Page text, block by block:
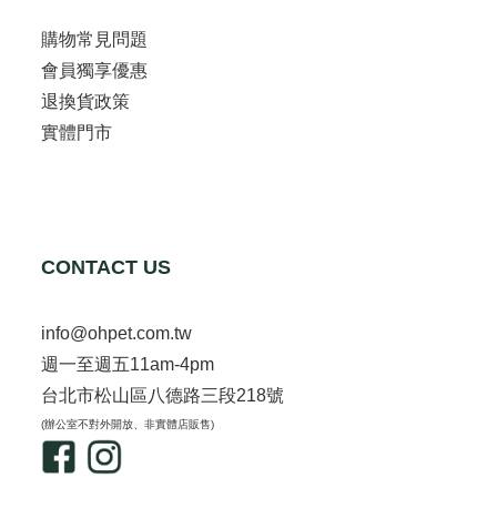
購物常見問題
會員獨享優惠
退換貨政策
實體門市
CONTACT US
info@ohpet.com.tw
週一至週五11am-4pm
台北市松山區八德路三段218號
(辦公室不對外開放、非實體店販售)